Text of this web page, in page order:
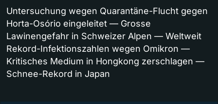
Untersuchung wegen Quarantäne-Flucht gegen
Horta-Osório eingeleitet — Grosse
Lawinengefahr in Schweizer Alpen — Weltweit
Rekord-Infektionszahlen wegen Omikron —
Kritisches Medium in Hongkong zerschlagen —
Schnee-Rekord in Japan